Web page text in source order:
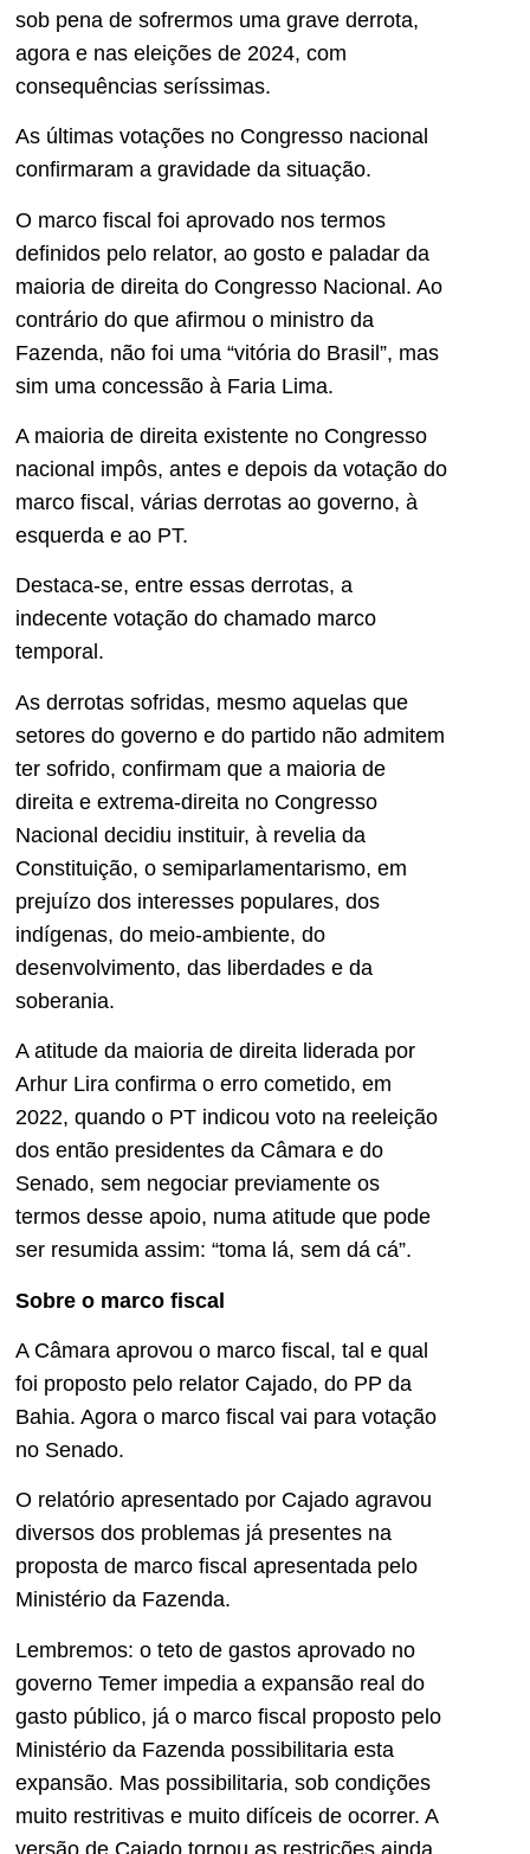
sob pena de sofrermos uma grave derrota,
agora e nas eleições de 2024, com
consequências seríssimas.
As últimas votações no Congresso nacional
confirmaram a gravidade da situação.
O marco fiscal foi aprovado nos termos
definidos pelo relator, ao gosto e paladar da
maioria de direita do Congresso Nacional. Ao
contrário do que afirmou o ministro da
Fazenda, não foi uma “vitória do Brasil”, mas
sim uma concessão à Faria Lima.
A maioria de direita existente no Congresso
nacional impôs, antes e depois da votação do
marco fiscal, várias derrotas ao governo, à
esquerda e ao PT.
Destaca-se, entre essas derrotas, a
indecente votação do chamado marco
temporal.
As derrotas sofridas, mesmo aquelas que
setores do governo e do partido não admitem
ter sofrido, confirmam que a maioria de
direita e extrema-direita no Congresso
Nacional decidiu instituir, à revelia da
Constituição, o semiparlamentarismo, em
prejuízo dos interesses populares, dos
indígenas, do meio-ambiente, do
desenvolvimento, das liberdades e da
soberania.
A atitude da maioria de direita liderada por
Arhur Lira confirma o erro cometido, em
2022, quando o PT indicou voto na reeleição
dos então presidentes da Câmara e do
Senado, sem negociar previamente os
termos desse apoio, numa atitude que pode
ser resumida assim: “toma lá, sem dá cá”.
Sobre o marco fiscal
A Câmara aprovou o marco fiscal, tal e qual
foi proposto pelo relator Cajado, do PP da
Bahia. Agora o marco fiscal vai para votação
no Senado.
O relatório apresentado por Cajado agravou
diversos dos problemas já presentes na
proposta de marco fiscal apresentada pelo
Ministério da Fazenda.
Lembremos: o teto de gastos aprovado no
governo Temer impedia a expansão real do
gasto público, já o marco fiscal proposto pelo
Ministério da Fazenda possibilitaria esta
expansão. Mas possibilitaria, sob condições
muito restritivas e muito difíceis de ocorrer. A
versão de Cajado tornou as restrições ainda